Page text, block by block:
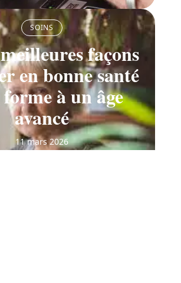
SOINS
façons
en bonne santé
à un âge
avancé
11 mars 2026